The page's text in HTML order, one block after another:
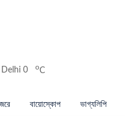
0 oC
বায়োস্কোপ ভাগ্যলিপি